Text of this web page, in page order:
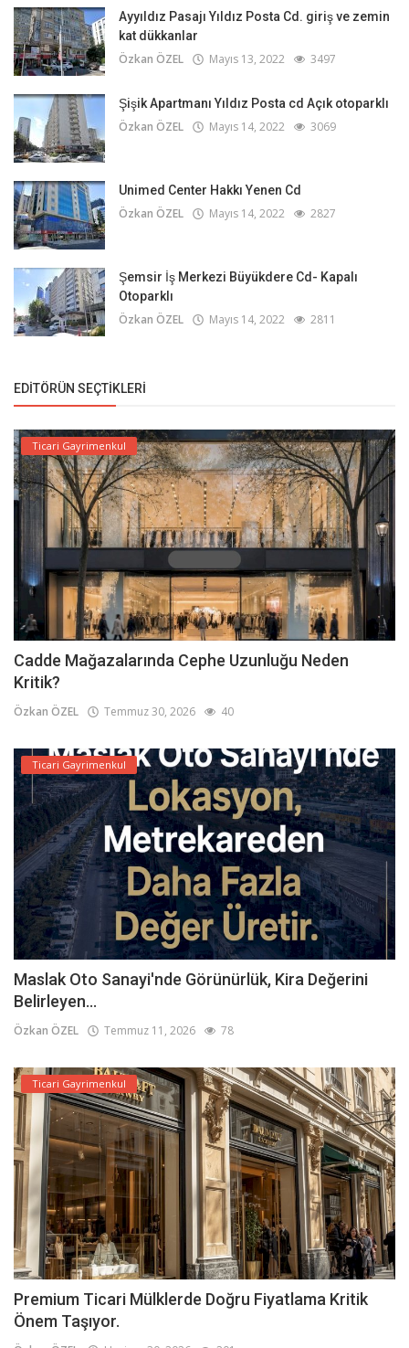
Ayyıldız Pasajı Yıldız Posta Cd. giriş ve zemin
kat dükkanlar
Özkan ÖZEL Mayıs 13, 2022 3497
Şişik Apartmanı Yıldız Posta cd Açık otoparklı
Özkan ÖZEL Mayıs 14, 2022 3069
Unimed Center Hakkı Yenen Cd
Özkan ÖZEL Mayıs 14, 2022 2827
Şemsir İş Merkezi Büyükdere Cd- Kapalı
Otoparklı
Özkan ÖZEL Mayıs 14, 2022 2811
EDITÖRÜN SEÇTIKLERI
Ticari Gayrimenkul
Cadde Mağazalarında Cephe Uzunluğu Neden
Kritik?
Özkan ÖZEL Temmuz 30, 2026 40
Ticari Gayrimenkul
Maslak Oto Sanayi'nde Görünürlük, Kira Değerini
Belirleyen...
Özkan ÖZEL Temmuz 11, 2026 78
Ticari Gayrimenkul
Premium Ticari Mülklerde Doğru Fiyatlama Kritik
Önem Taşıyor.